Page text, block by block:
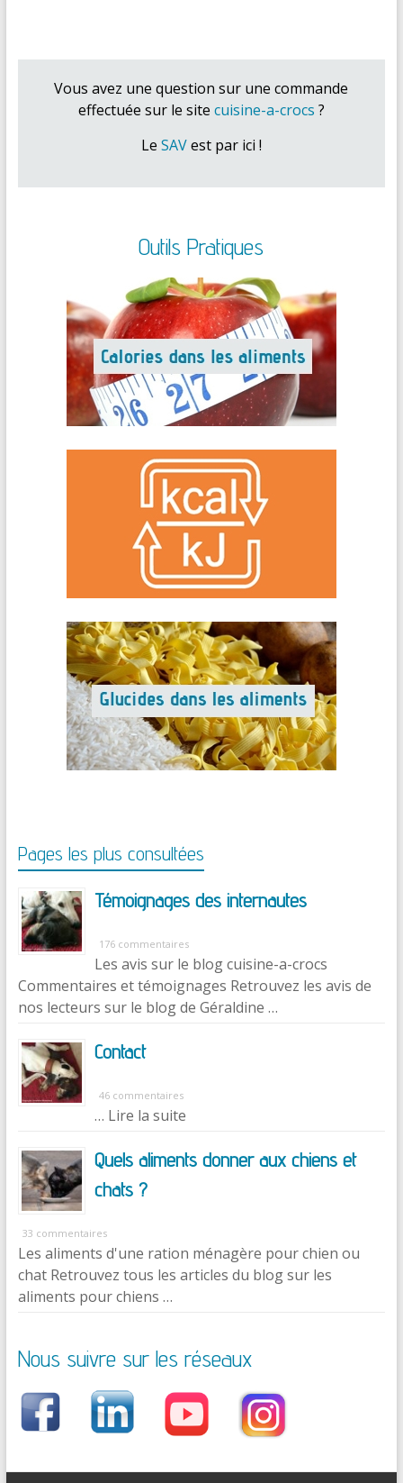
Vous avez une question sur une commande
effectuée sur le site cuisine-a-crocs ?
Le SAVest par ici !
Outils Pratiques
Pages les plus consultées
Témoignages des internautes
176 commentaires
Les avis sur le blog cuisine-a-crocs
Commentaires et témoignages Retrouvez les avis de
nos lecteurs sur le blog de Géraldine …
Contact
46 commentaires
… Lire la suite
Quels aliments donner aux chiens et
chats ?
33 commentaires
Les aliments d'une ration ménagère pour chien ou
chat Retrouvez tous les articles du blog sur les
aliments pour chiens …
Nous suivre sur les réseaux